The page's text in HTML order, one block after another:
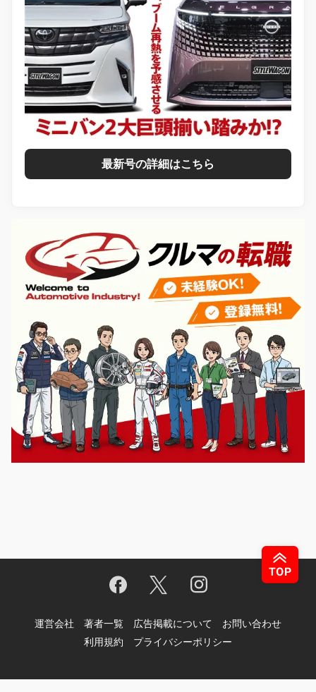
最新号の詳細はこちら
運営会社 著者一覧 広告掲載について
お問い合わせ
利用規約
プライバシーポリシー